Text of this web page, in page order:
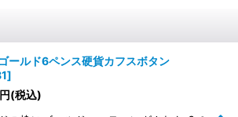
ールド6ペンス硬貨カフスボタン
]
円(税込)